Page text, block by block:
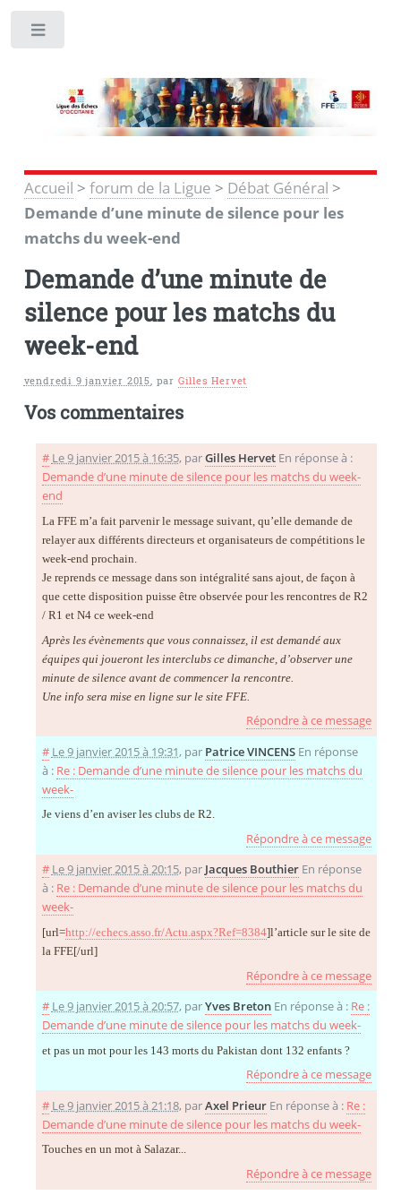
Accueil > forum de la Ligue > Débat Général >
Demande d’une minute de silence pour les
matchs du week-end
Demande d’une minute de
silence pour les matchs du
week-end
vendredi 9 janvier 2015, par Gilles Hervet
Vos commentaires
# Le 9 janvier 2015 à 16:35, parGilles Hervet En réponse à :
Demande d’une minute de silence pour les matchs du week-
end
La FFE m’a fait parvenir le message suivant, qu’elle demande de
relayer aux différents directeurs et organisateurs de compétitions le
week-end prochain.
Je reprends ce message dans son intégralité sans ajout, de façon à
que cette disposition puisse être observée pour les rencontres de R2
/ R1 et N4 ce week-end
Après les évènements que vous connaissez, il est demandé aux
équipes qui joueront les interclubs ce dimanche, d’observer une
minute de silence avant de commencer la rencontre.
Une info sera mise en ligne sur le site FFE.
Répondre à ce message
# Le 9 janvier 2015 à 19:31, par Patrice VINCENS En réponse
à : Re : Demande d’une minute de silence pour les matchs du
week-
Je viens d’en aviser les clubs de R2.
Répondre à ce message
# Le 9 janvier 2015 à 20:15, par Jacques Bouthier En réponse
à : Re : Demande d’une minute de silence pour les matchs du
week-
[url=http://echecs.asso.fr/Actu.aspx?Ref=8384]l’article sur le site de
la FFE[/url]
Répondre à ce message
# Le 9 janvier 2015 à 20:57, parYves Breton En réponse à : Re :
Demande d’une minute de silence pour les matchs du week-
et pas un mot pour les 143 morts du Pakistan dont 132 enfants ?
Répondre à ce message
# Le 9 janvier 2015 à 21:18, parAxel Prieur En réponse à : Re :
Demande d’une minute de silence pour les matchs du week-
Touches en un mot à Salazar...
Répondre à ce message